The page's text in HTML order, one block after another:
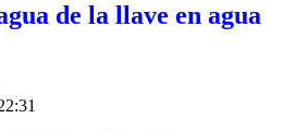
de la llave en agua